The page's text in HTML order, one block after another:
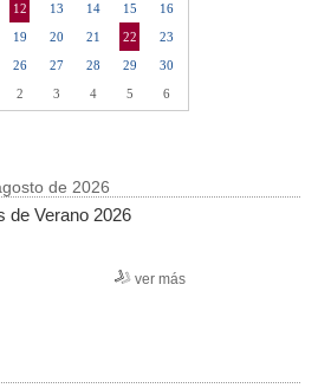
12 13 14 15
16
19 20 21 22
23
26 27 28 29
30
2 3 4 5 6
de 2026
de Verano 2026
ver más